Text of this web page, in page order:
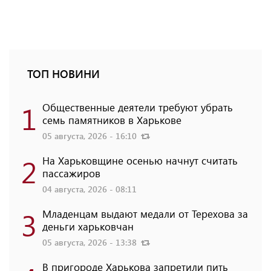
ТОП НОВИНИ
1 Общественные деятели требуют убрать
семь памятников в Харькове
05 августа, 2026 - 16:10
2 На Харьковщине осенью начнут считать
пассажиров
04 августа, 2026 - 08:11
3 Младенцам выдают медали от Терехова за
деньги харьковчан
05 августа, 2026 - 13:38
В пригороде Харькова запретили пить